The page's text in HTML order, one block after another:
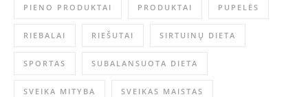
PIENO PRODUKTAI PRODUKTAI PUPELĖS
RIEBALAI RIEŠUTAI SIRTUINŲ DIETA
SPORTAS SUBALANSUOTA DIETA
SVEIKA MITYBA SVEIKAS MAISTAS